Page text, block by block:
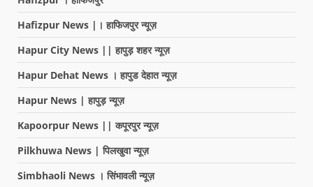
Hafizpur News |। हाफिजपुर न्यूज़
Hapur City News || हापुड़ शहर न्यूज़
Hapur Dehat News । हापुड देहात न्यूज़
Hapur News | हापुड़ न्यूज़
Kapoorpur News || कपूरपुर न्यूज़
Pilkhuwa News | पिलखुवा न्यूज़
Simbhaoli News । सिंभावली न्यूज़